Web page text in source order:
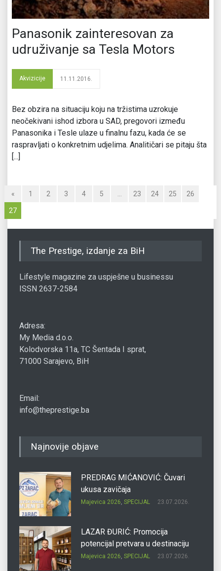
Panasonik zainteresovan za
udruživanje sa Tesla Motors
Akvizicije 11.11.2016.
Bez obzira na situaciju koju na tržistima uzrokuje
neočekivani ishod izbora u SAD, pregovori između
Panasonika i Tesle ulaze u finalnu fazu, kada će se
raspravljati o konkretnim udjelima. Analitičari se pitaju šta
[...]
« 1 2 3 4 5 23 24 25 26
27
The Prestige, izdanje za BiH
Lifestyle magazine za uspješne u businessu
ISSN 2637-2584
Adresa:
My Media d.o.o.
Kolodvorska 11a, TC Šentada I sprat,
71000 Sarajevo, BiH
Email:
info@theprestige.ba
Najnovije objave
PREDRAG MIĆANOVIĆ: Čuvari
ukusa zavičaja
Majevica 2026, SPECIJAL 23.07.2026.
LAZAR ĐURIĆ: Promocija
potencijal pretvara u destinaciju
Majevica 2026, SPECIJAL 23.07.2026.